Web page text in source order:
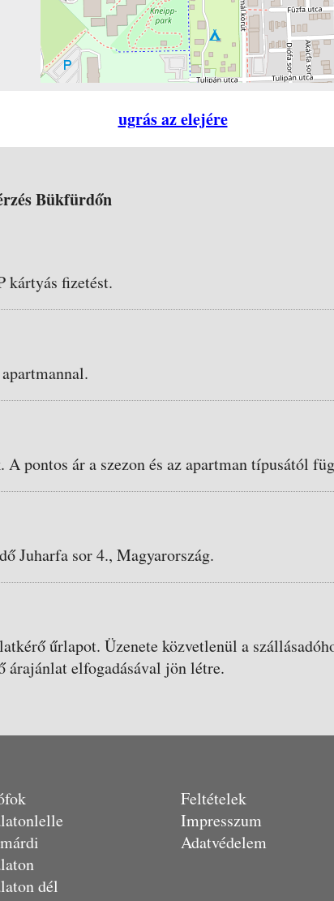
ugrás az elejére
Bükfürdőn
kártyás fizetést.
pontos ár a szezon és az apartman típusától
Juharfa sor 4., Magyarország.
űrlapot. Üzenete közvetlenül a
árajánlat elfogadásával jön létre.
dél
Feltételek
Impresszum
Adatvédelem